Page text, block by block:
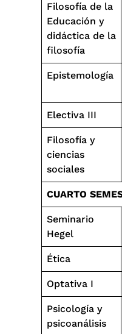
Filosofía de la
Educación y
didáctica de la
filosofía
Epistemología
Electiva III
Filosofía y
ciencias
sociales
CUARTO
Seminario
Hegel
Ética
Optativa I
Psicología y
psicoanálisis